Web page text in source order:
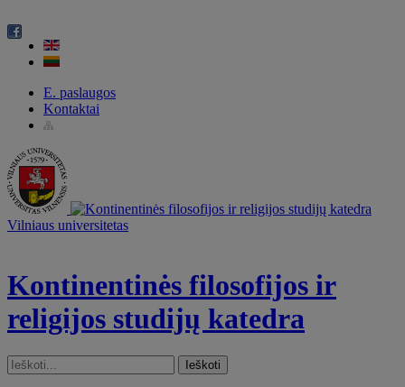
E. paslaugos
Kontaktai
Vilniaus universitetas
Kontinentinės filosofijos ir
religijos studijų katedra